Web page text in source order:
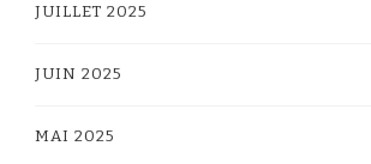
JUILLET 2025
JUIN 2025
MAI 2025